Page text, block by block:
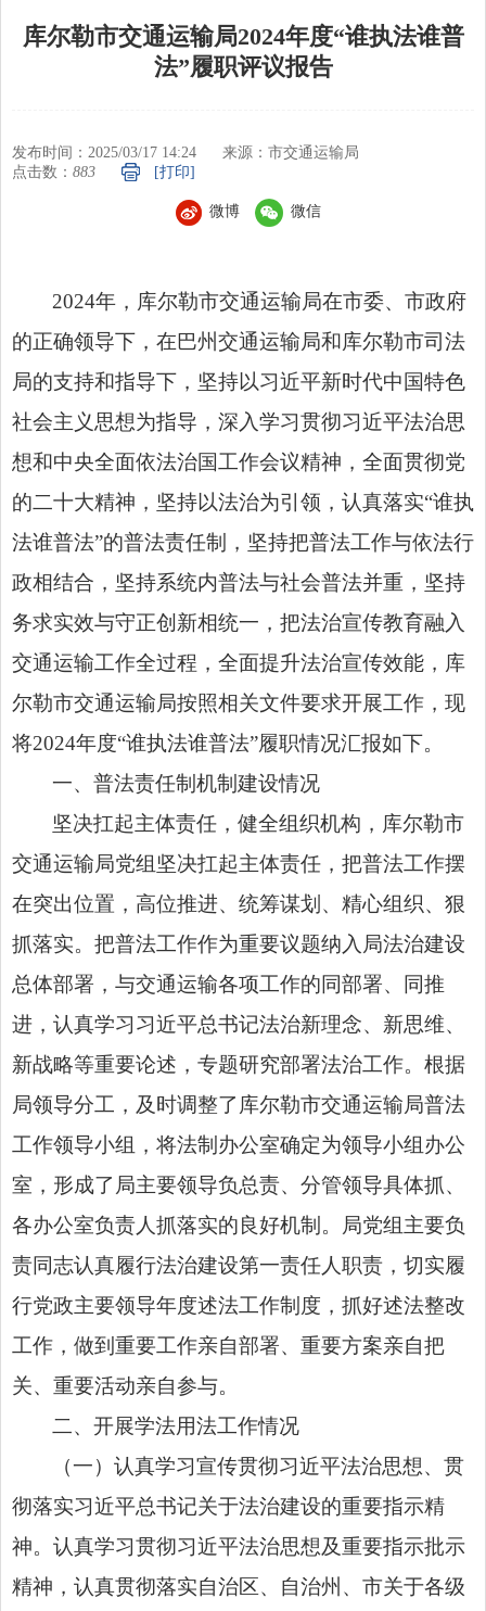
库尔勒市交通运输局2024年度“谁执法谁普
法”履职评议报告
发布时间：2025/03/17 14:24
来源：市交通运输局
点击数： 883 [打印]
微博 微信
2024年，库尔勒市交通运输局在市委、市政府
的正确领导下，在巴州交通运输局和库尔勒市司法
局的支持和指导下，坚持以习近平新时代中国特色
社会主义思想为指导，深入学习贯彻习近平法治思
想和中央全面依法治国工作会议精神，全面贯彻党
的二十大精神，坚持以法治为引领，认真落实“谁执
法谁普法”的普法责任制，坚持把普法工作与依法行
政相结合，坚持系统内普法与社会普法并重，坚持
务求实效与守正创新相统一，把法治宣传教育融入
交通运输工作全过程，全面提升法治宣传效能，库
尔勒市交通运输局按照相关文件要求开展工作，现
将2024年度“谁执法谁普法”履职情况汇报如下。
一、普法责任制机制建设情况
坚决扛起主体责任，健全组织机构，库尔勒市
交通运输局党组坚决扛起主体责任，把普法工作摆
在突出位置，高位推进、统筹谋划、精心组织、狠
抓落实。把普法工作作为重要议题纳入局法治建设
总体部署，与交通运输各项工作的同部署、同推
进，认真学习习近平总书记法治新理念、新思维、
新战略等重要论述，专题研究部署法治工作。根据
局领导分工，及时调整了库尔勒市交通运输局普法
工作领导小组，将法制办公室确定为领导小组办公
室，形成了局主要领导负总责、分管领导具体抓、
各办公室负责人抓落实的良好机制。局党组主要负
责同志认真履行法治建设第一责任人职责，切实履
行党政主要领导年度述法工作制度，抓好述法整改
工作，做到重要工作亲自部署、重要方案亲自把
关、重要活动亲自参与。
二、开展学法用法工作情况
（一）认真学习宣传贯彻习近平法治思想、贯
彻落实习近平总书记关于法治建设的重要指示精
神。认真学习贯彻习近平法治思想及重要指示批示
精神，认真贯彻落实自治区、自治州、市关于各级